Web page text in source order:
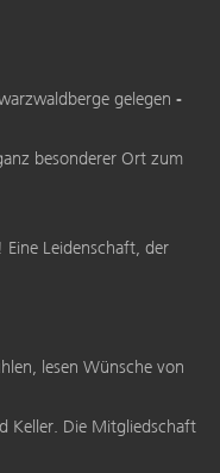
gelegen -
besonderer Ort zum
Leidenschaft, der
lesen Wünsche von
Keller. Die Mitgliedschaft